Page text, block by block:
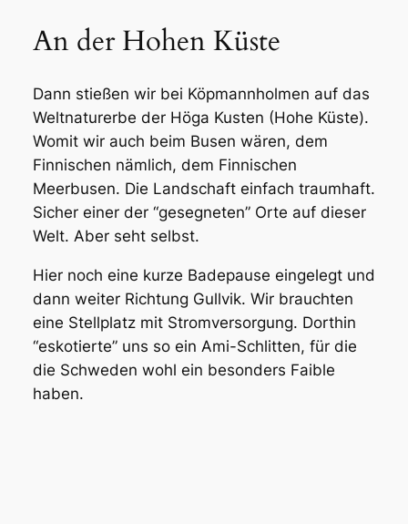
An der Hohen Küste
Dann stießen wir bei Köpmannholmen auf das
Weltnaturerbe der Höga Kusten (Hohe Küste).
Womit wir auch beim Busen wären, dem
Finnischen nämlich, dem Finnischen
Meerbusen. Die Landschaft einfach traumhaft.
Sicher einer der “gesegneten” Orte auf dieser
Welt. Aber seht selbst.
Hier noch eine kurze Badepause eingelegt und
dann weiter Richtung Gullvik. Wir brauchten
eine Stellplatz mit Stromversorgung. Dorthin
“eskotierte” uns so ein Ami-Schlitten, für die
die Schweden wohl ein besonders Faible
haben.